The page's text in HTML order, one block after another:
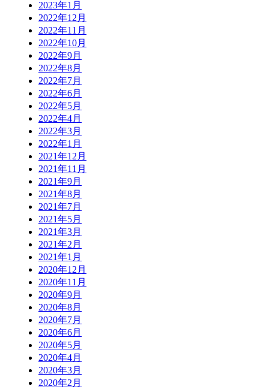
2023年1月
2022年12月
2022年11月
2022年10月
2022年9月
2022年8月
2022年7月
2022年6月
2022年5月
2022年4月
2022年3月
2022年1月
2021年12月
2021年11月
2021年9月
2021年8月
2021年7月
2021年5月
2021年3月
2021年2月
2021年1月
2020年12月
2020年11月
2020年9月
2020年8月
2020年7月
2020年6月
2020年5月
2020年4月
2020年3月
2020年2月